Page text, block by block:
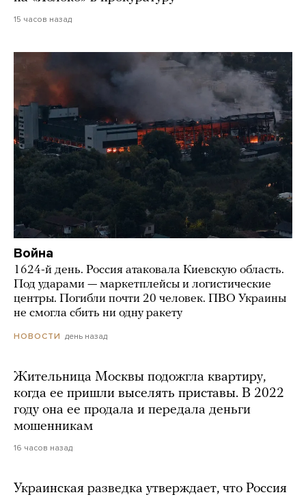
15 часов назад
Война
1624-й день. Россия атаковала Киевскую область.
Под ударами — маркетплейсы и логистические
центры. Погибли почти 20 человек. ПВО Украины
не смогла сбить ни одну ракету
НОВОСТИ день назад
Жительница Москвы подожгла квартиру,
когда ее пришли выселять приставы. В 2022
году она ее продала и передала деньги
мошенникам
16 часов назад
Украинская разведка утверждает, что Россия